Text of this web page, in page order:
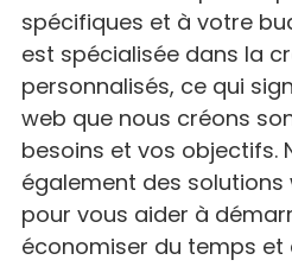
spécifiques et à votre
est spécialisée dans la
personnalisés, ce qui
web que nous créons
besoins et vos objectifs.
également des solutions
pour vous aider à
économiser du temps et